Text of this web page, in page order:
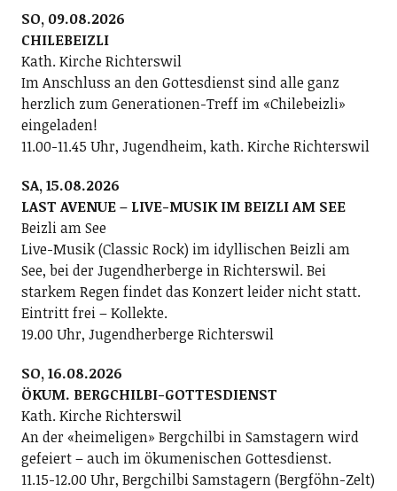
SO, 09.08.2026
CHILEBEIZLI
Kath. Kirche Richterswil
Im Anschluss an den Gottesdienst sind alle ganz
herzlich zum Generationen-Treff im «Chilebeizli»
eingeladen!
11.00-11.45 Uhr, Jugendheim, kath. Kirche Richterswil
SA, 15.08.2026
LAST AVENUE – LIVE-MUSIK IM BEIZLI AM SEE
Beizli am See
Live-Musik (Classic Rock) im idyllischen Beizli am
See, bei der Jugendherberge in Richterswil. Bei
starkem Regen findet das Konzert leider nicht statt.
Eintritt frei – Kollekte.
19.00 Uhr, Jugendherberge Richterswil
SO, 16.08.2026
ÖKUM. BERGCHILBI-GOTTESDIENST
Kath. Kirche Richterswil
An der «heimeligen» Bergchilbi in Samstagern wird
gefeiert – auch im ökumenischen Gottesdienst.
11.15-12.00 Uhr, Bergchilbi Samstagern (Bergföhn-Zelt)